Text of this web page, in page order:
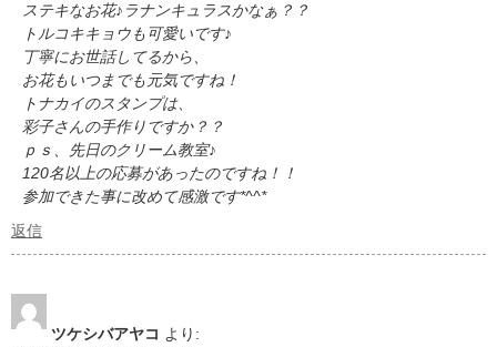
ステキなお花♪ラナンキュラスかなぁ？？
トルコキキョウも可愛いです♪
丁寧にお世話してるから、
お花もいつまでも元気ですね！
トナカイのスタンプは、
彩子さんの手作りですか？？
ｐｓ、先日のクリーム教室♪
120名以上の応募があったのですね！！
参加できた事に改めて感激です*^^*
返信
ツケシバアヤコ より: